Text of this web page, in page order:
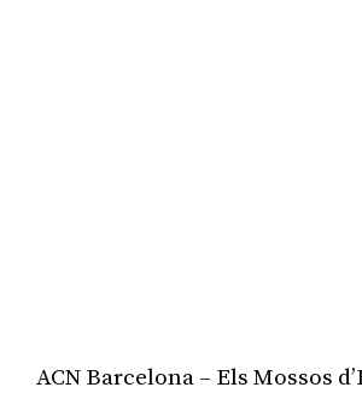
ACN Barcelona – Els Mossos